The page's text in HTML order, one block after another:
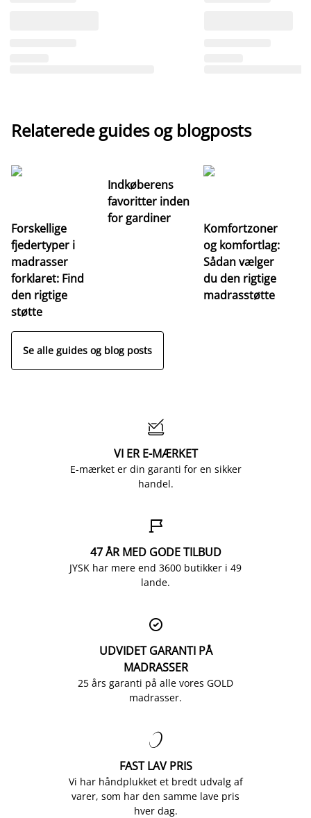
Relaterede guides og blogposts
Forskellige
fjedertyper i
madrasser
forklaret: Find
den rigtige
støtte
Indkøberens
favoritter inden
for gardiner
Komfortzoner
og komfortlag:
Sådan vælger
du den rigtige
madrasstøtte
Se alle guides og blog posts

VI ER E-MÆRKET
E-mærket er din garanti for en sikker
handel.

47 ÅR MED GODE TILBUD
JYSK har mere end 3600 butikker i 49
lande.

UDVIDET GARANTI PÅ
MADRASSER
25 års garanti på alle vores GOLD
madrasser.

FAST LAV PRIS
Vi har håndplukket et bredt udvalg af
varer, som har den samme lave pris
hver dag.